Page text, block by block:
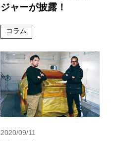
ジャーが披露！
コラム
2020/09/11